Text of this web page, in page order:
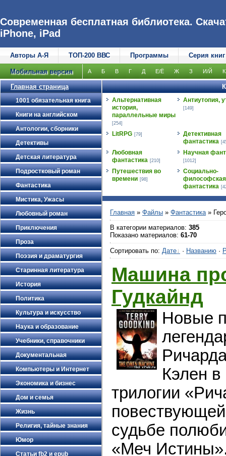
Современная бесплатная библиотека.
iPhone, iPad
Авторы А-Я ТОП-200 ВВС Программы Серия книг
Мобильная версия А Б В Г Д Е/Ё Ж З И/Й К
Главная страница
1001 обязательная книга
Книги на английском
Антологии, сборники
Детективы
Детская литература
Подростковый роман
Фантастика
Мистика, Ужасы
Любовный роман
Приключения
Проза
Поэзия и драматургия
Старинная литература
История
Политика
Культура и искусство
Наука и образование
Учебники, справочники
Документальная
Компьютеры и Интернет
Экономика и бизнес
Дом и семья
Жизнь
Религия, тайные знания
Юмор
Статьи fb2 и epub
Альтернативная
история,
параллельные миры
[254]
Антиутопия,
[149]
LitRPG [79]
Детективная
фантастика
Любовная
фантастика [210]
Научная
[1012]
Путешествия во
времени [98]
Социально-
философская
фантастика
Главная » Файлы » Фантастика»
В категории материалов: 385
Показано материалов: 61-70
Сортировать по: Дате · Названию ·
Машина
Гудкайнд
Новые
Кэлен в
трилогии
судьбе
«Меч